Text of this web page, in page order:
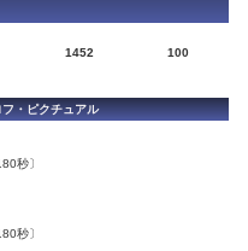
1452 100
・ピクチュアル
秒〕
秒〕